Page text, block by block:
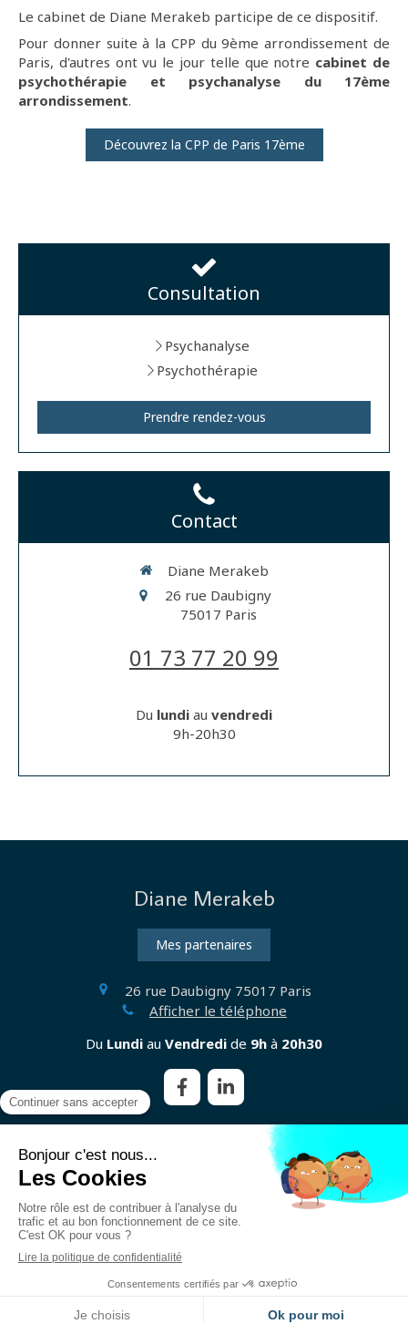
Le cabinet de Diane Merakeb participe de ce dispositif.
Pour donner suite à la CPP du 9ème arrondissement de
Paris, d'autres ont vu le jour telle que notre cabinet de
psychothérapie et psychanalyse du 17ème
arrondissement.
Découvrez la CPP de Paris 17ème
Consultation
Psychanalyse
Psychothérapie
Prendre rendez-vous
Contact
Diane Merakeb
26 rue Daubigny
75017 Paris
01 73 77 20 99
Du lundi au vendredi
9h-20h30
Diane Merakeb
Mes partenaires
26 rue Daubigny 75017 Paris
Afficher le téléphone
Du Lundi au Vendredi de 9h à 20h30
©2021 Diane Merakeb - Psychothérapeute